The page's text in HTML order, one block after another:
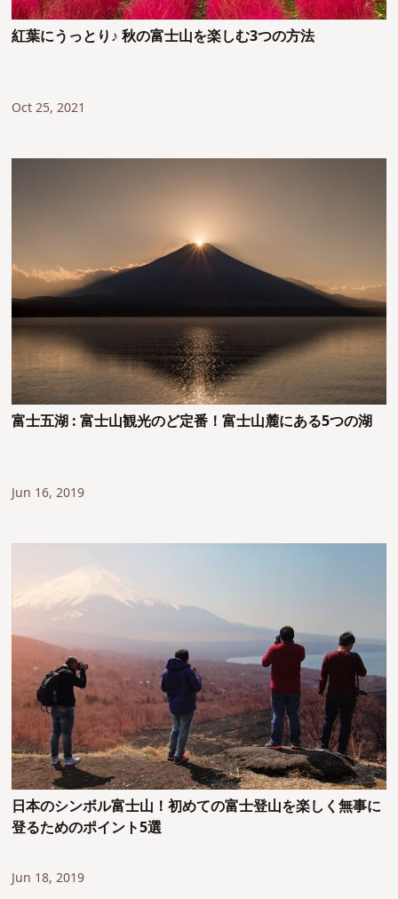
紅葉にうっとり♪ 秋の富士山を楽しむ3つの方法
Oct 25, 2021
富士五湖 : 富士山観光のど定番！富士山麓にある5つの湖
Jun 16, 2019
日本のシンボル富士山！初めての富士登山を楽しく無事に
登るためのポイント5選
Jun 18, 2019